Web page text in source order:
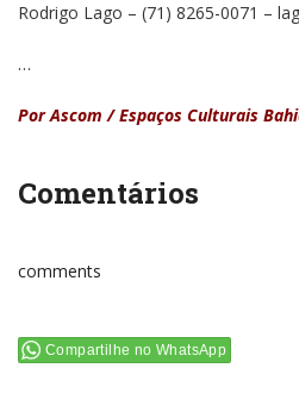
Rodrigo Lago – (71) 8265-0071 –
…
Por Ascom / Espaços Culturais
Comentários
comments
Compartilhe no WhatsApp